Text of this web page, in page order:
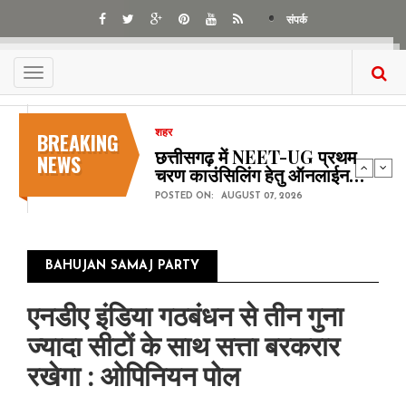
main
content
संपर्क
Toggle
navigation
BREAKING
NEWS
शहर
छत्तीसगढ़ में NEET-UG प्रथम
चरण काउंसिलिंग हेतु ऑनलाईन…
POSTED ON: AUGUST 07, 2026
BAHUJAN SAMAJ PARTY
एनडीए इंडिया गठबंधन से तीन गुना
ज्‍यादा सीटों के साथ सत्ता बरकरार
रखेगा : ओपिनियन पोल